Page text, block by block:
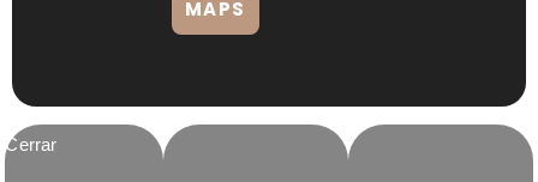
MAPS
Cerrar